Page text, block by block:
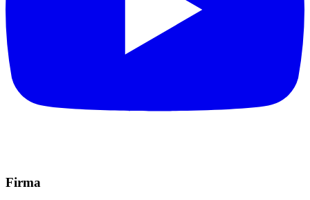
Firma